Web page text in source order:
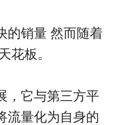
的销量 然而随着
花板。
，它与第三方平
流量化为自身的